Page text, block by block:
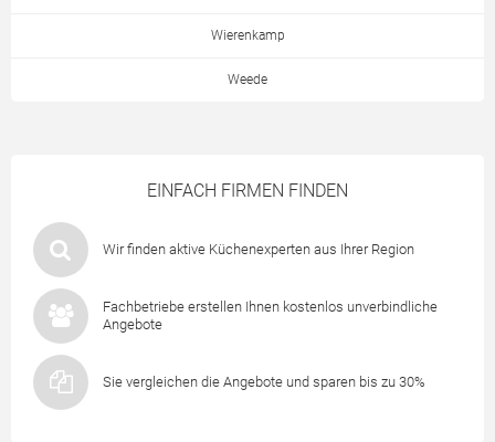
EINFACH FIRMEN FINDEN
Wir finden aktive Küchenexperten aus Ihrer Region
Fachbetriebe erstellen Ihnen kostenlos unverbindliche
Angebote
Sie vergleichen die Angebote und sparen bis zu 30%
Wierenkamp
Weede